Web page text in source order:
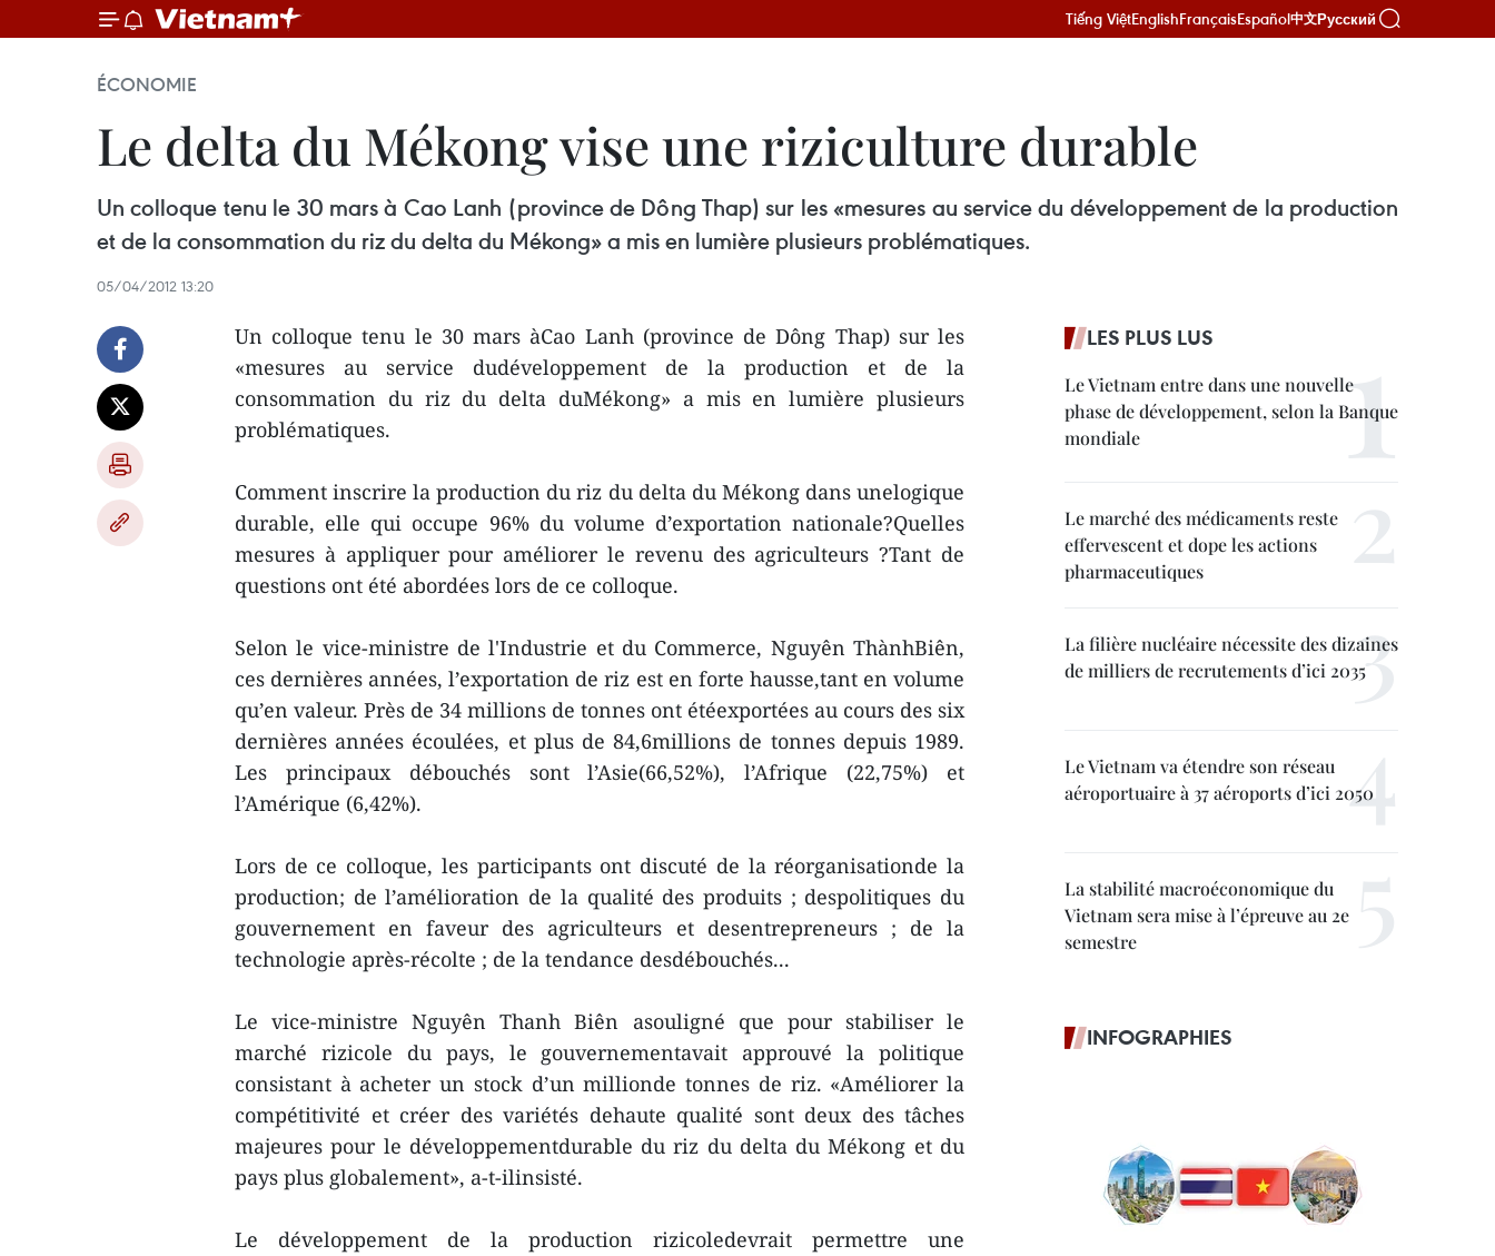
Tiếng ViệtEnglishFrançaisEspañol中文Русский
ÉCONOMIE
Le delta du Mékong vise une riziculture durable
Un colloque tenu le 30 mars à Cao Lanh (province de Dông Thap) sur les «mesures au service du développement de la production
et de la consommation du riz du delta du Mékong» a mis en lumière plusieurs problématiques.
05/04/2012 13:20
Un colloque tenu le 30 mars àCao Lanh (province de Dông Thap) sur les
«mesures au service dudéveloppement de la production et de la
consommation du riz du delta duMékong» a mis en lumière plusieurs
problématiques.
Comment inscrire la production du riz du delta du Mékong dans unelogique
durable, elle qui occupe 96% du volume d’exportation nationale?Quelles
mesures à appliquer pour améliorer le revenu des agriculteurs ?Tant de
questions ont été abordées lors de ce colloque.
Selon le vice-ministre de l'Industrie et du Commerce, Nguyên ThànhBiên,
ces dernières années, l’exportation de riz est en forte hausse,tant en volume
qu’en valeur. Près de 34 millions de tonnes ont étéexportées au cours des six
dernières années écoulées, et plus de 84,6millions de tonnes depuis 1989.
Les principaux débouchés sont l’Asie(66,52%), l’Afrique (22,75%) et
l’Amérique (6,42%).
Lors de ce colloque, les participants ont discuté de la réorganisationde la
production; de l’amélioration de la qualité des produits ; despolitiques du
gouvernement en faveur des agriculteurs et desentrepreneurs ; de la
technologie après-récolte ; de la tendance desdébouchés...
Le vice-ministre Nguyên Thanh Biên asouligné que pour stabiliser le
marché rizicole du pays, le gouvernementavait approuvé la politique
consistant à acheter un stock d’un millionde tonnes de riz. «Améliorer la
compétitivité et créer des variétés dehaute qualité sont deux des tâches
majeures pour le développementdurable du riz du delta du Mékong et du
pays plus globalement», a-t-ilinsisté.
Le développement de la production rizicoledevrait permettre une
LES PLUS LUS
Le Vietnam entre dans une nouvelle
phase de développement, selon la Banque
mondiale
Le marché des médicaments reste
effervescent et dope les actions
pharmaceutiques
La filière nucléaire nécessite des dizaines
de milliers de recrutements d’ici 2035
Le Vietnam va étendre son réseau
aéroportuaire à 37 aéroports d’ici 2050
La stabilité macroéconomique du
Vietnam sera mise à l’épreuve au 2e
semestre
INFOGRAPHIES